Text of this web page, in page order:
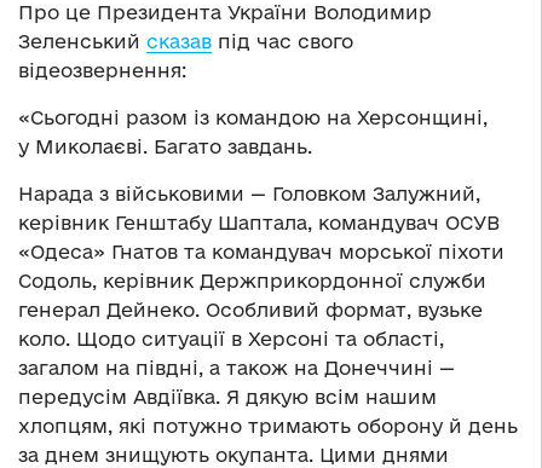
Про це Президента України Володимир
Зеленський сказав під час свого
відеозвернення:
«Сьогодні разом із командою на Херсонщині,
у Миколаєві. Багато завдань.
Нарада з військовими — Головком Залужний,
керівник Генштабу Шаптала, командувач ОСУВ
«Одеса» Гнатов та командувач морської піхоти
Содоль, керівник Держприкордонної служби
генерал Дейнеко. Особливий формат, вузьке
коло. Щодо ситуації в Херсоні та області,
загалом на півдні, а також на Донеччині —
передусім Авдіївка. Я дякую всім нашим
хлопцям, які потужно тримають оборону й день
за днем знищують окупанта. Цими днями